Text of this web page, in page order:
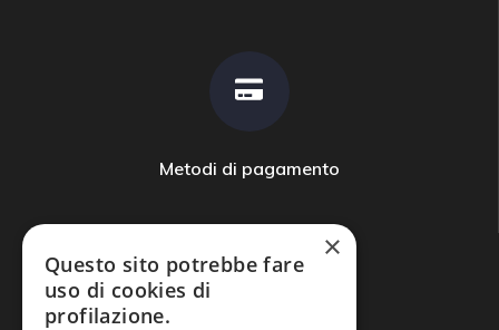
Metodi di pagamento
×
Questo sito potrebbe fare
uso di cookies di
profilazione.